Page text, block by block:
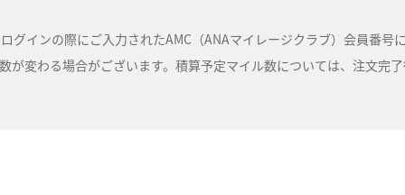
グインの際にご入力されたAMC（ANAマイレージクラブ）会員番号
が変わる場合がございます。積算予定マイル数については、注文完